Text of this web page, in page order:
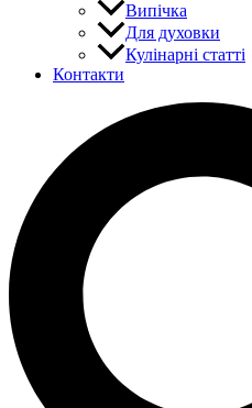
Випічка
Для духовки
Кулінарні статті
Контакти